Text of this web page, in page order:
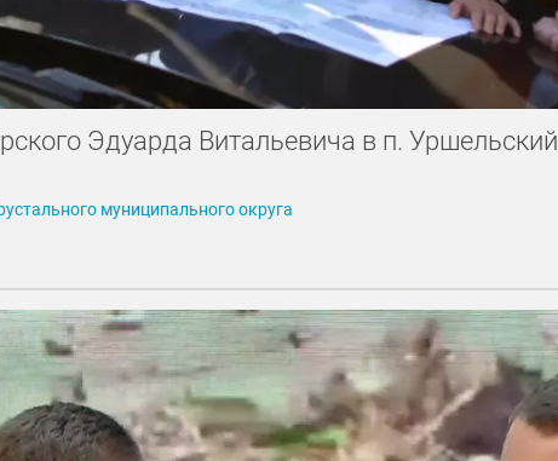
Эдуарда Витальевича в п. Уршельский
муниципального округа